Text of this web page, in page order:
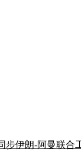
伊朗-阿曼联